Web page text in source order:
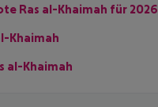
Ras al-Khaimah für 2026
Khaimah
al-Khaimah